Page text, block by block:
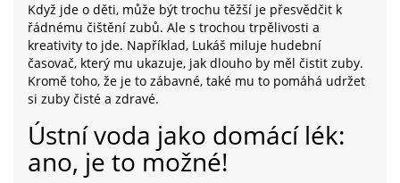
Když jde o děti, může být trochu těžší je přesvědčit k
řádnému čištění zubů. Ale s trochou trpělivosti a
kreativity to jde. Například, Lukáš miluje hudební
časovač, který mu ukazuje, jak dlouho by měl čistit zuby.
Kromě toho, že je to zábavné, také mu to pomáhá udržet
si zuby čisté a zdravé.
Ústní voda jako domácí lék:
ano, je to možné!